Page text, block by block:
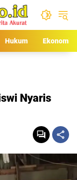
Hukum Ekonomi
Nyaris